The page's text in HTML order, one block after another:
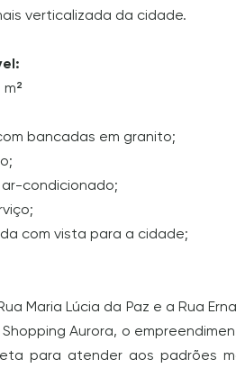
verticalizada da cidade.
bancadas em granito;
condicionado;
com vista para a cidade;
Maria Lúcia da Paz e a Rua
Aurora, o
para atender aos padrões